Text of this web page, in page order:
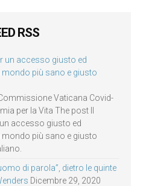
RSS
un accesso giusto ed
mondo più sano e giusto
Vaticana Covid-
per la Vita The post Il
accesso giusto ed
mondo più sano e giusto
di parola”, dietro le quinte
Dicembre 29, 2020